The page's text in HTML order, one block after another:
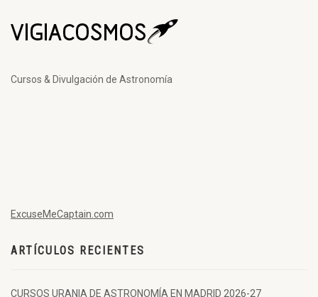
Cursos & Divulgación de Astronomía
ExcuseMeCaptain.com
ARTÍCULOS RECIENTES
CURSOS URANIA DE ASTRONOMÍA EN MADRID 2026-27